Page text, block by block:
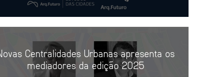
Centralidades Urbanas apresenta os
mediadores da edição 2025